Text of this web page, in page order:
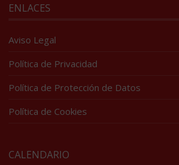
ENLACES
Aviso Legal
Política de Privacidad
Política de Protección de Datos
Política de Cookies
CALENDARIO